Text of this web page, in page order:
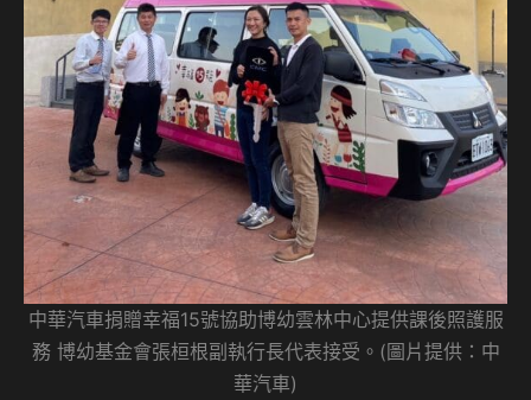
中華汽車捐贈幸福15號協助博幼雲林中心提供課後照護服
務 博幼基金會張桓根副執行長代表接受。(圖片提供：中
華汽車)